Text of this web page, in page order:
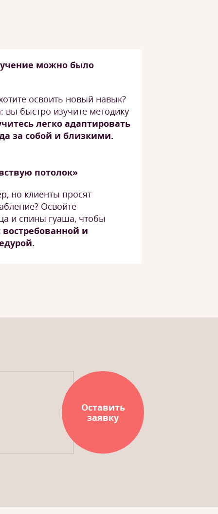
можно было
освоить новый навык?
вы быстро изучите методику
легко адаптировать
за собой и близкими.
потолок»
но клиенты просят
Освойте
и спины гуаша, чтобы
и
Оставить
заявку